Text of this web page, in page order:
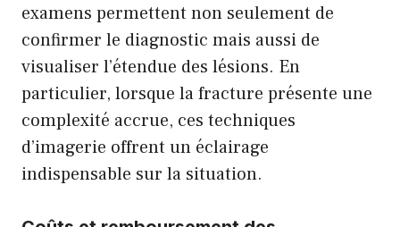
examens permettent non seulement de
confirmer le diagnostic mais aussi de
visualiser l’étendue des lésions. En
particulier, lorsque la fracture présente une
complexité accrue, ces techniques
d’imagerie offrent un éclairage
indispensable sur la situation.